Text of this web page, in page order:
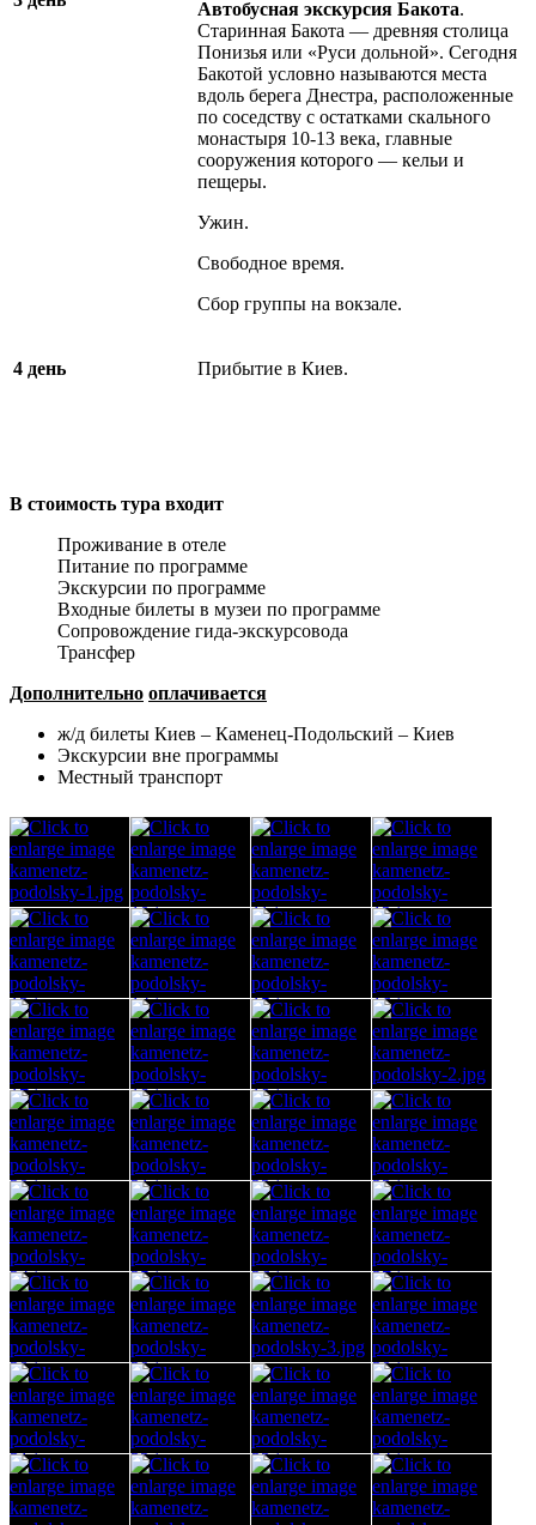
Автобусная экскурсия Бакота.
Старинная Бакота — древняя столица
Понизья или «Руси дольной». Сегодня
Бакотой условно называются места
вдоль берега Днестра, расположенные
по соседству с остатками скального
монастыря 10-13 века, главные
сооружения которого — кельи и
пещеры.
Ужин.
Свободное время.
Сбор группы на вокзале.
4 день Прибытие в Киев.
В стоимость тура входит
Проживание в отеле
Питание по программе
Экскурсии по программе
Входные билеты в музеи по программе
Сопровождение гида-экскурсовода
Трансфер
Дополнительно оплачивается
ж/д билеты Киев – Каменец-Подольский – Киев
Экскурсии вне программы
Местный транспорт